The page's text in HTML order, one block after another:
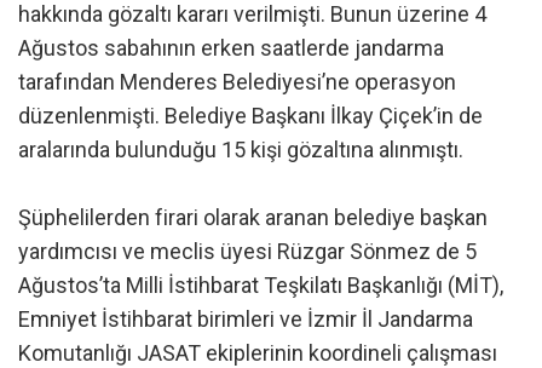
hakkında gözaltı kararı verilmişti. Bunun üzerine 4
Ağustos sabahının erken saatlerde jandarma
tarafından Menderes Belediyesi’ne operasyon
düzenlenmişti. Belediye Başkanı İlkay Çiçek’in de
aralarında bulunduğu 15 kişi gözaltına alınmıştı.
Şüphelilerden firari olarak aranan belediye başkan
yardımcısı ve meclis üyesi Rüzgar Sönmez de 5
Ağustos’ta Milli İstihbarat Teşkilatı Başkanlığı (MİT),
Emniyet İstihbarat birimleri ve İzmir İl Jandarma
Komutanlığı JASAT ekiplerinin koordineli çalışması